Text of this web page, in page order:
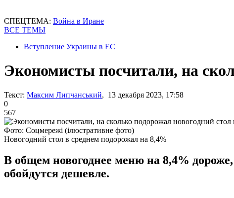
СПЕЦТЕМА: Война в Иране
ВСЕ ТЕМЫ
Вступление Украины в ЕС
Экономисты посчитали, на
Текст: Максим Липчанський, 13 декабря 2023, 17:58
0
567
Фото: Соцмережі (ілюстративне фото)
Новогодний стол в среднем подорожал на 8,4%
В общем новогоднее меню на 8,4%
обойдутся дешевле.